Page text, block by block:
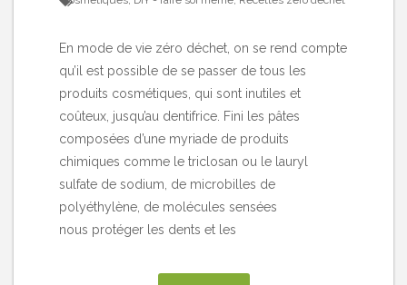
En mode de vie zéro déchet, on se rend compte
qu’il est possible de se passer de tous les
produits cosmétiques, qui sont inutiles et
coûteux, jusqu’au dentifrice. Fini les pâtes
composées d’une myriade de produits
chimiques comme le triclosan ou le lauryl
sulfate de sodium, de microbilles de
polyéthylène, de molécules sensées
nous protéger les dents et les